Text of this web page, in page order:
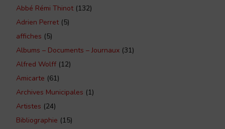
Abbé Rémi Thinot(132)
Adrien Perret(5)
affiches (5)
Albums – Documents – Journaux (31)
Alfred Wolff (12)
Amicarte (61)
Archives Municipales (1)
Artistes (24)
Bibliographie (15)